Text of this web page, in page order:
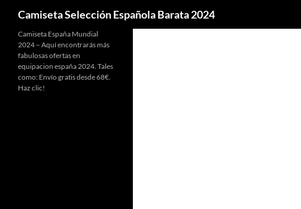
Camiseta Selección Española Barata 2024
Camiseta España Mundial
2024 – Aquí encontrarás más
fabulosas ofertas en
equipacion españa 2024. Tales
como: Envío gratis desde 68€.
Haz clic!